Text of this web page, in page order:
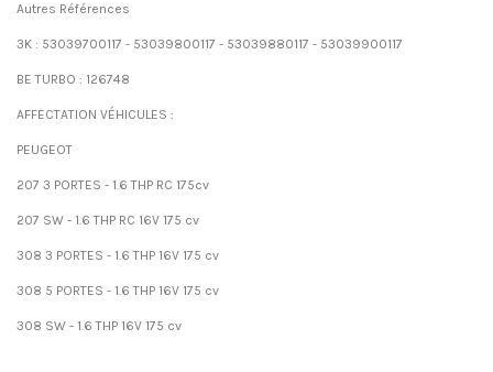
Autres Références
3K : 53039700117 - 53039800117 - 53039880117 - 53039900117
BE TURBO : 126748
AFFECTATION VÉHICULES :
PEUGEOT
207 3 PORTES - 1.6 THP RC 175cv
207 SW - 1.6 THP RC 16V 175 cv
308 3 PORTES - 1.6 THP 16V 175 cv
308 5 PORTES - 1.6 THP 16V 175 cv
308 SW - 1.6 THP 16V 175 cv